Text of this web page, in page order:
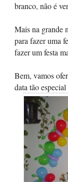
branco, não é
Mais na grande
para fazer uma
fazer um festa
Bem, vamos
data tão